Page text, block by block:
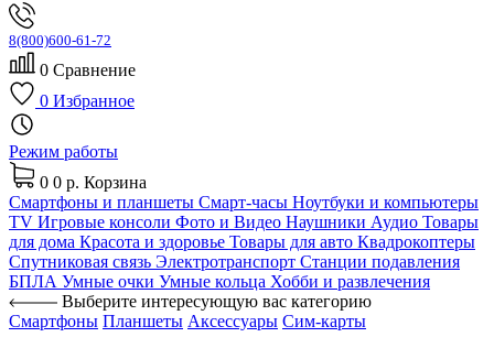
8(800)600-61-72
0 Сравнение
0 Избранное
Режим работы
0 0 р. Корзина
Смартфоны и планшеты Смарт-часы Ноутбуки и компьютеры
TV Игровые консоли Фото и Видео Наушники Аудио Товары
для дома Красота и здоровье Товары для авто Квадрокоптеры
Спутниковая связь Электротранспорт Станции подавления
БПЛА Умные очки Умные кольца Хобби и развлечения
Выберите интересующую вас категорию
Смартфоны Планшеты Аксессуары Сим-карты